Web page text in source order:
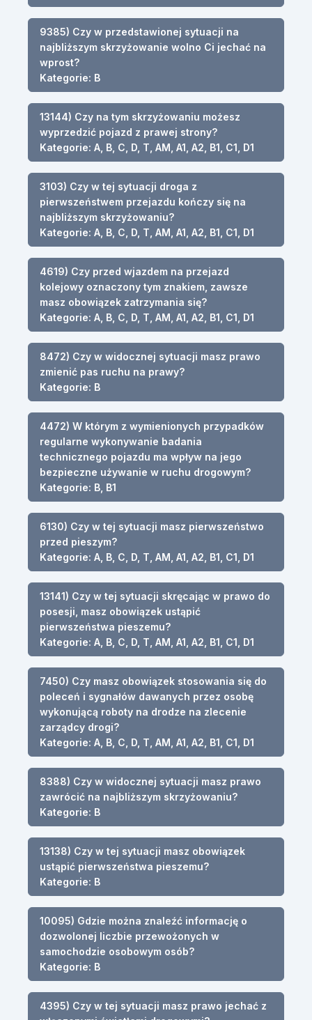
9385) Czy w przedstawionej sytuacji na
najbliższym skrzyżowanie wolno Ci jechać na
wprost?
Kategorie: B
13144) Czy na tym skrzyżowaniu możesz
wyprzedzić pojazd z prawej strony?
Kategorie: A, B, C, D, T, AM, A1, A2, B1, C1, D1
3103) Czy w tej sytuacji droga z
pierwszeństwem przejazdu kończy się na
najbliższym skrzyżowaniu?
Kategorie: A, B, C, D, T, AM, A1, A2, B1, C1, D1
4619) Czy przed wjazdem na przejazd
kolejowy oznaczony tym znakiem, zawsze
masz obowiązek zatrzymania się?
Kategorie: A, B, C, D, T, AM, A1, A2, B1, C1, D1
8472) Czy w widocznej sytuacji masz prawo
zmienić pas ruchu na prawy?
Kategorie: B
4472) W którym z wymienionych przypadków
regularne wykonywanie badania
technicznego pojazdu ma wpływ na jego
bezpieczne używanie w ruchu drogowym?
Kategorie: B, B1
6130) Czy w tej sytuacji masz pierwszeństwo
przed pieszym?
Kategorie: A, B, C, D, T, AM, A1, A2, B1, C1, D1
13141) Czy w tej sytuacji skręcając w prawo do
posesji, masz obowiązek ustąpić
pierwszeństwa pieszemu?
Kategorie: A, B, C, D, T, AM, A1, A2, B1, C1, D1
7450) Czy masz obowiązek stosowania się do
poleceń i sygnałów dawanych przez osobę
wykonującą roboty na drodze na zlecenie
zarządcy drogi?
Kategorie: A, B, C, D, T, AM, A1, A2, B1, C1, D1
8388) Czy w widocznej sytuacji masz prawo
zawrócić na najbliższym skrzyżowaniu?
Kategorie: B
13138) Czy w tej sytuacji masz obowiązek
ustąpić pierwszeństwa pieszemu?
Kategorie: B
10095) Gdzie można znaleźć informację o
dozwolonej liczbie przewożonych w
samochodzie osobowym osób?
Kategorie: B
4395) Czy w tej sytuacji masz prawo jechać z